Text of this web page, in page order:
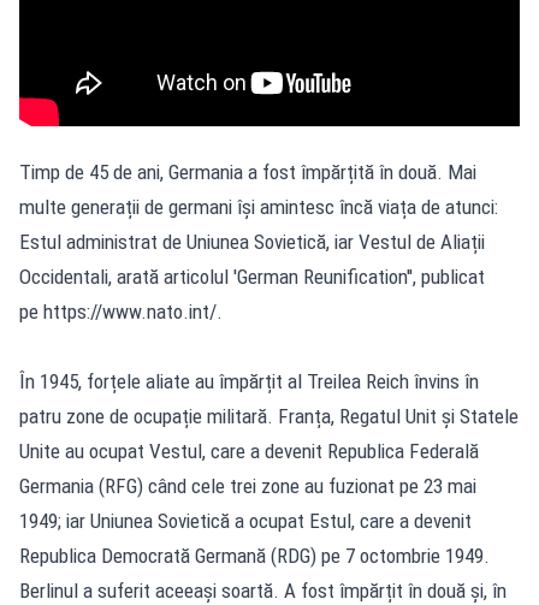
Timp de 45 de ani, Germania a fost împărțită în două. Mai
multe generații de germani își amintesc încă viața de atunci:
Estul administrat de Uniunea Sovietică, iar Vestul de Aliații
Occidentali, arată articolul 'German Reunification'', publicat
pe https://www.nato.int/.
În 1945, forțele aliate au împărțit al Treilea Reich învins în
patru zone de ocupație militară. Franța, Regatul Unit și Statele
Unite au ocupat Vestul, care a devenit Republica Federală
Germania (RFG) când cele trei zone au fuzionat pe 23 mai
1949; iar Uniunea Sovietică a ocupat Estul, care a devenit
Republica Democrată Germană (RDG) pe 7 octombrie 1949.
Berlinul a suferit aceeași soartă. A fost împărțit în două și, în